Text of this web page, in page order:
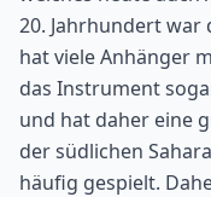
20. Jahrhundert
hat viele Anhänger
das Instrument
und hat daher eine
der südlichen
häufig gespielt.